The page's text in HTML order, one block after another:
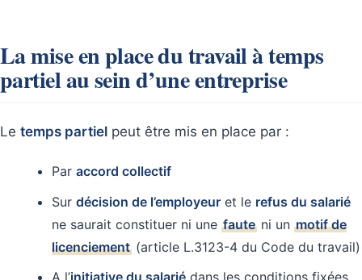
La mise en place du travail à temps
partiel au sein d’une entreprise
Le temps partiel peut être mis en place par :
Par accord collectif
Sur décision de l’employeur et le refus du salarié
ne saurait constituer ni une faute ni un motif de
licenciement (article L.3123-4 du Code du travail)